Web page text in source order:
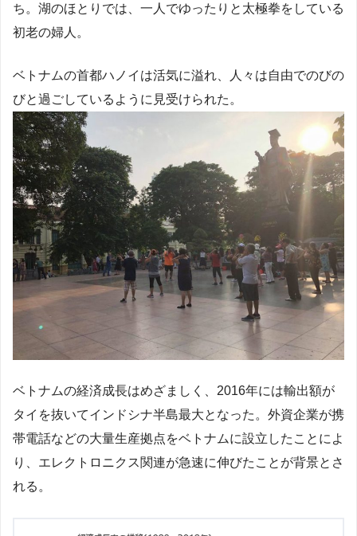
ち。湖のほとりでは、一人でゆったりと太極拳をしている
初老の婦人。
ベトナムの首都ハノイは活気に溢れ、人々は自由でのびの
びと過ごしているように見受けられた。
ベトナムの経済成長はめざましく、2016年には輸出額が
タイを抜いてインドシナ半島最大となった。外資企業が携
帯電話などの大量生産拠点をベトナムに設立したことによ
り、エレクトロニクス関連が急速に伸びたことが背景とさ
れる。